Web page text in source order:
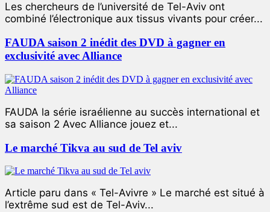
Les chercheurs de l’université de Tel-Aviv ont
combiné l’électronique aux tissus vivants pour créer...
FAUDA saison 2 inédit des DVD à gagner en
exclusivité avec Alliance
FAUDA la série israélienne au succès international et
sa saison 2 Avec Alliance jouez et...
Le marché Tikva au sud de Tel aviv
Article paru dans « Tel-Avivre » Le marché est situé à
l’extrême sud est de Tel-Aviv...